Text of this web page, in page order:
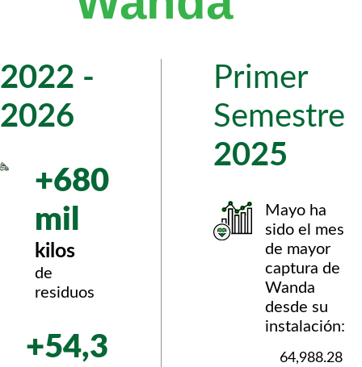
2022 -
2026
+680
mil
kilos
de
residuos
+54,3
Primer
Semestre
2025
Mayo ha
sido el mes
de mayor
captura de
Wanda
desde su
instalación:
64,988.28